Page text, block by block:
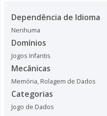
Dependência de Idioma
Nenhuma
Domínios
Jogos Infantis
Mecânicas
Memória, Rolagem de Dados
Categorias
Jogo de Dados